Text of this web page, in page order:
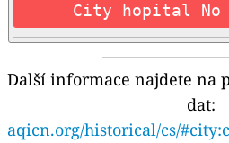
City hopital No
Další informace najdete na
dat:
aqicn.org/historical/cs/